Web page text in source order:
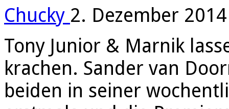
Chucky 2. Dezember 2014
Tony Junior & Marnik
krachen. Sander van
beiden in seiner